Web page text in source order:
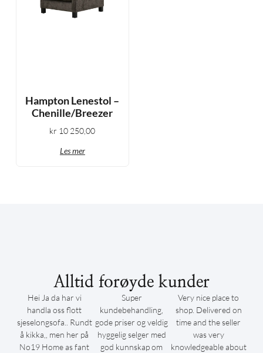
Hampton Lenestol –
Chenille/Breezer
kr 10 250,00
Les mer
Alltid forøyde kunder
Hei Ja da har vi
handla oss flott
sjeselongsofa.. Rundt
å kikka,, men her på
No19 Home as fant
Super
kundebehandling,
gode priser og veldig
hyggelig selger med
god kunnskap om
Very nice place to
shop. Delivered on
time and the seller
was very
knowledgeable about